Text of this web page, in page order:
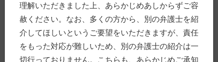
講演 (15)
離婚 (15)
労働 (15)
法律 (13)
理解いただきました上、あらかじめあしからずご容
赦ください。なお、多くの方から、別の弁護士を紹
介してほしいというご要望をいただきますが、責任
をもった対応が難しいため、別の弁護士の紹介は一
切行っておりません。こちらも、あらかじめご承知